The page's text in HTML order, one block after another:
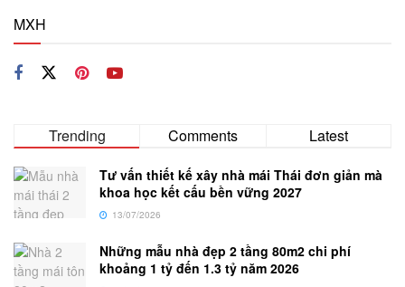
MXH
Trending Comments Latest
Tư vấn thiết kế xây nhà mái Thái đơn giản mà
khoa học kết cấu bền vững 2027
13/07/2026
Những mẫu nhà đẹp 2 tầng 80m2 chi phí
khoảng 1 tỷ đến 1.3 tỷ năm 2026